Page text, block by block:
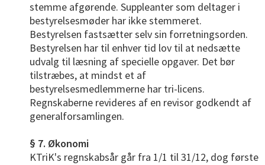
stemme afgørende. Suppleanter som deltager i
bestyrelsesmøder har ikke stemmeret.
Bestyrelsen fastsætter selv sin forretningsorden.
Bestyrelsen har til enhver tid lov til at nedsætte
udvalg til læsning af specielle opgaver. Det bør
tilstræbes, at mindst et af
bestyrelsesmedlemmerne har tri-licens.
Regnskaberne revideres af en revisor godkendt af
generalforsamlingen.
§ 7. Økonomi
KTriK's regnskabsår går fra 1/1 til 31/12, dog første